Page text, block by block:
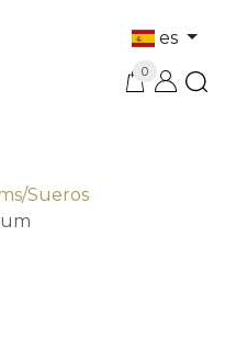
es
0
sueros